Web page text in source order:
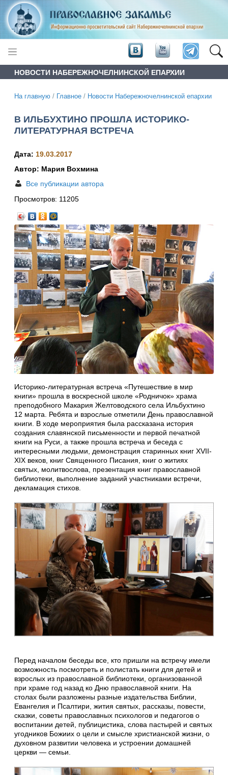
НОВОСТИ НАБЕРЕЖНОЧЕЛНИНСКОЙ ЕПАРХИИ
На главную / Главное / Новости Набережночелнинской епархии
В ИЛЬБУХТИНО ПРОШЛА ИСТОРИКО-
ЛИТЕРАТУРНАЯ ВСТРЕЧА
Дата: 19.03.2017
Автор: Мария Вохмина
Все публикации автора
Просмотров: 11205
Историко-литературная встреча «Путешествие в мир
книги» прошла в воскресной школе «Родничок» храма
преподобного Макария Желтоводского села Ильбухтино
12 марта. Ребята и взрослые отметили День православной
книги. В ходе мероприятия была рассказана история
создания славянской письменности и первой печатной
книги на Руси, а также прошла встреча и беседа с
интересными людьми, демонстрация старинных книг XVII-
XIX веков, книг Священного Писания, книг о житиях
святых, молитвослова, презентация книг православной
библиотеки, выполнение заданий участниками встречи,
декламация стихов.
Перед началом беседы все, кто пришли на встречу имели
возможность посмотреть и полистать книги для детей и
взрослых из православной библиотеки, организованной
при храме год назад ко Дню православной книги. На
столах были разложены разные издательства Библии,
Евангелия и Псалтири, жития святых, рассказы, повести,
сказки, советы православных психологов и педагогов о
воспитании детей, публицистика, слова пастырей и святых
угодников Божиих о цели и смысле христианской жизни, о
духовном развитии человека и устроении домашней
церкви — семьи.